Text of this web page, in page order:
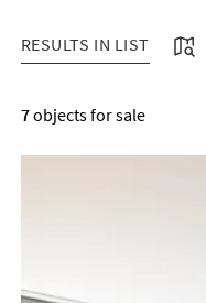
RESULTS IN LIST
7objects for sale